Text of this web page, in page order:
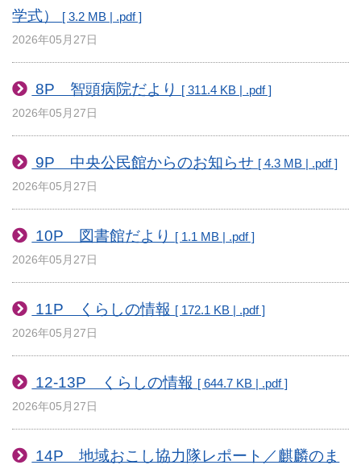
学式）
[ 3.2 MB | .pdf ]
2026年05月27日
8P 智頭病院だより [ 311.4 KB | .pdf ]
2026年05月27日
9P 中央公民館からのお知らせ [ 4.3 MB | .pdf ]
2026年05月27日
10P 図書館だより [ 1.1 MB | .pdf ]
2026年05月27日
11P くらしの情報 [ 172.1 KB | .pdf ]
2026年05月27日
12-13P くらしの情報 [ 644.7 KB | .pdf ]
2026年05月27日
14P 地域おこし協力隊レポート／麒麟のま